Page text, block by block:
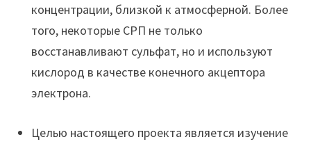
концентрации, близкой к атмосферной. Более
того, некоторые СРП не только
восстанавливают сульфат, но и используют
кислород в качестве конечного акцептора
электрона.
Целью настоящего проекта является изучение